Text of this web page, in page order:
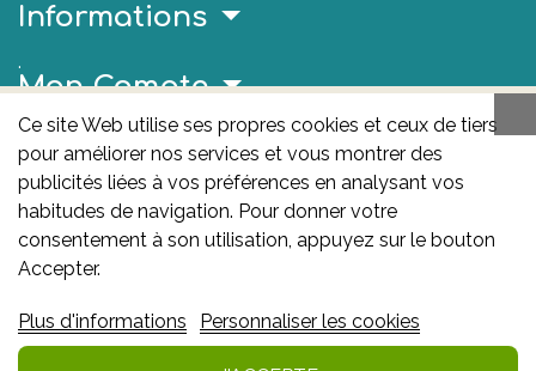
Ce site Web utilise ses propres cookies et ceux de tiers
pour améliorer nos services et vous montrer des
publicités liées à vos préférences en analysant vos
habitudes de navigation. Pour donner votre
consentement à son utilisation, appuyez sur le bouton
Accepter.
Plus d'informations Personnaliser les cookies
Informations
.
Mon Compte
Liens Utiles
AFMPS
L'AFMPS est l’autorité compétente en matière de
médicaments et de produits de santé en Belgique. Ce
médicaments et des produits de santé – afmps
Avenue Galilée 5/03 1210 Bruxelles